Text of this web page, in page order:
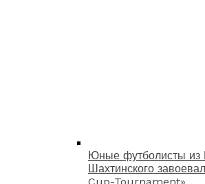
Юные футболисты из
Шахтинского